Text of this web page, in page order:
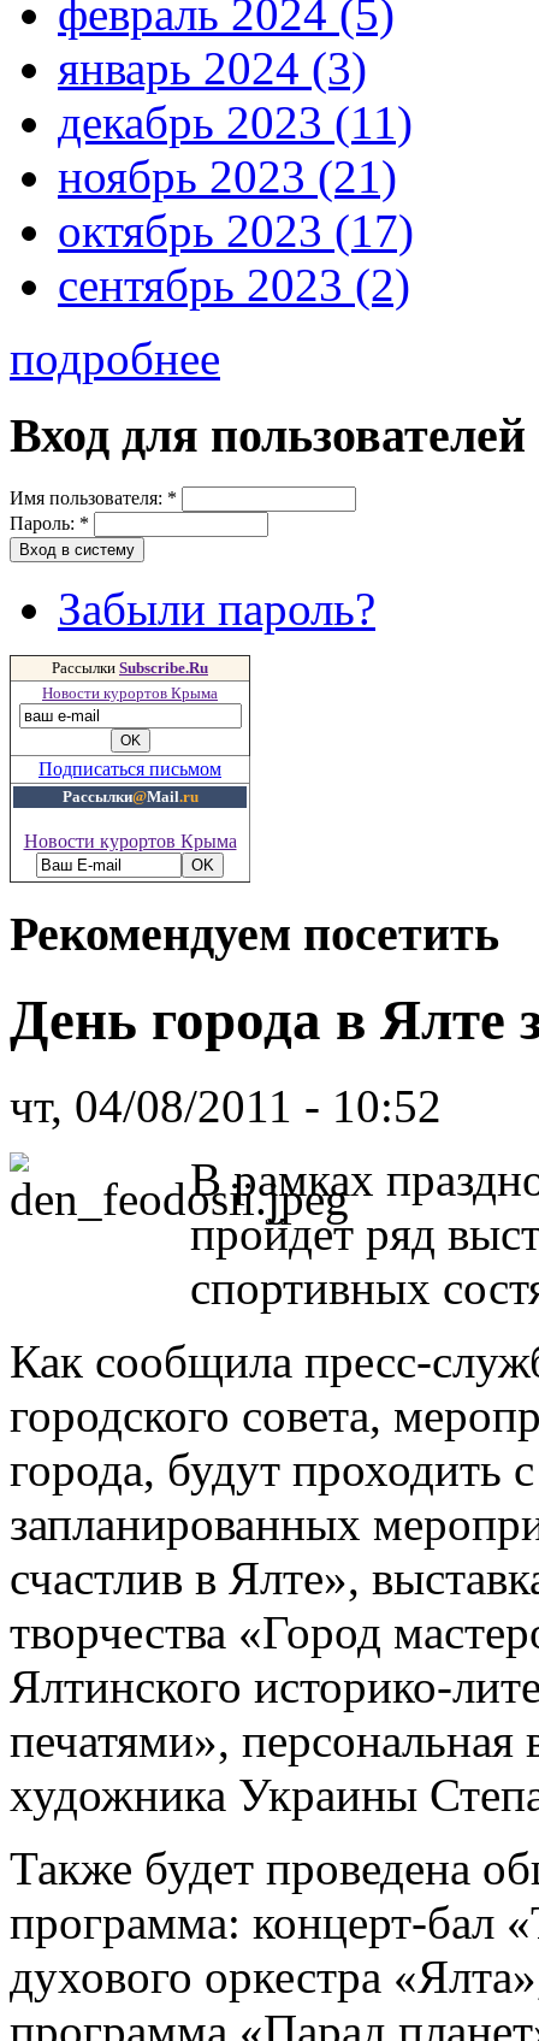
февраль 2024 (5)
январь 2024 (3)
декабрь 2023 (11)
ноябрь 2023 (21)
октябрь 2023 (17)
сентябрь 2023 (2)
подробнее
Вход для пользователей
Имя пользователя: *
Пароль: *
Забыли пароль?
Рассылки Subscribe.Ru
Новости курортов Крыма
Подписаться письмом
Рассылки@Mail.ru
Новости курортов Крыма
Рекомендуем посетить
День города в Ялте
чт, 04/08/2011 - 10:52
В рамках
пройдет ряд
спортивных
Как сообщила пресс-
городского совета,
города, будут проходить
запланированных
счастлив в Ялте»,
творчества «Город
Ялтинского историко-
печатями», персональная
художника Украины
Также будет проведена
программа: концерт-бал
духового оркестра
программа «Парад